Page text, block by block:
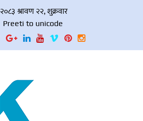
२०८३ श्रावण २२, शुक्रवार
Preeti to unicode